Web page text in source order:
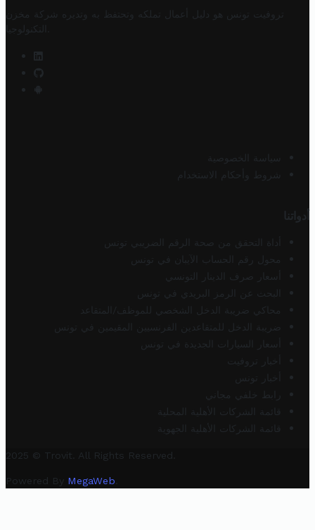
تروفيت تونس هو دليل أعمال تملكه وتحتفظ به وتديره
شركة مخزن
التكنولوجيا
سياسة الخصوصية
شروط وأحكام الاستخدام
أدواتنا
أداة التحقق من صحة الرقم الضريبي تونس
محول رقم الحساب الآيبان في تونس
أسعار صرف الدينار التونسي
البحث عن الرمز البريدي في تونس
محاكي ضريبة الدخل الشخصي للموظف/المتقاعد
ضريبة الدخل للمتقاعدين الفرنسيين المقيمين في تونس
أسعار السيارات الجديدة في تونس
أخبار تروفيت
أخبار تونس
رابط خلفي مجاني
قائمة الشركات الأهلية المحلية
قائمة الشركات الأهلية الجهوية
2025 © Trovit. All Rights Reserved.
Powered By MegaWeb